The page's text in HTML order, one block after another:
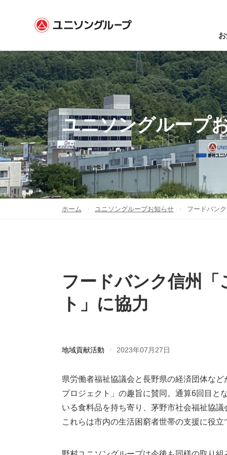
ユニソングループ
ホーム ユニソングループお知らせ フードバン
フードバンク信州
ト」に協力
地域貢献活動 2023年07月27日
県労働者福祉協議会と長野県の経済団体な
プロジェクト」の趣旨に賛同。通算6回目と
いる食料品を持ち寄り、茅野市社会福祉協
これらは市内の生活困窮者世帯の支援に役